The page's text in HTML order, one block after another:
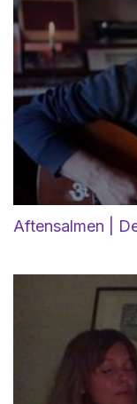
Aftensalmen |